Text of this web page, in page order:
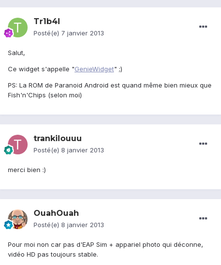
Tr1b4l
Posté(e) 7 janvier 2013
Salut,
Ce widget s'appelle "GenieWidget" ;)
PS: La ROM de Paranoid Android est quand même bien mieux que
Fish'n'Chips (selon moi)
trankilouuu
Posté(e) 8 janvier 2013
merci bien :)
OuahOuah
Posté(e) 8 janvier 2013
Pour moi non car pas d'EAP Sim + appariel photo qui déconne,
vidéo HD pas toujours stable.